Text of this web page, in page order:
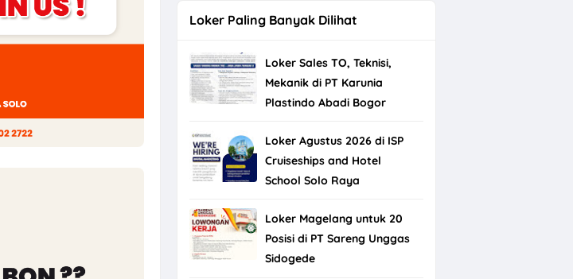
& Solo
Loker Paling Banyak Dilihat
Loker Sales TO, Teknisi,
Mekanik di PT Karunia
Plastindo Abadi Bogor
Loker Agustus 2026 di ISP
Cruiseships and Hotel
School Solo Raya
Loker Magelang untuk 20
Posisi di PT Sareng Unggas
Sidogede